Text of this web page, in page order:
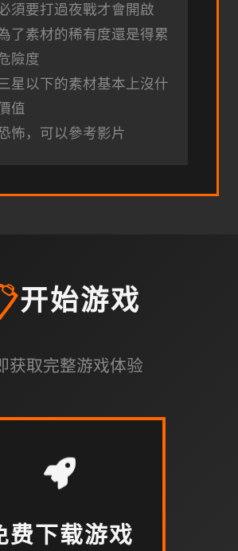
須要打過夜戰才會開啟
了素材的稀有度還是得累
險度
星以下的素材基本上沒什
值
怖，可以參考影片
开始游戏
获取完整游戏体验
费下载游戏